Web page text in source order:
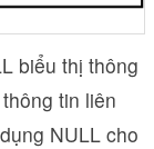
biểu thị thông
tin liên
NULL cho